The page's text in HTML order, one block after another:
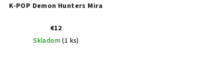
K-POP Demon Hunters Mira
€12
Skladom(1 ks)